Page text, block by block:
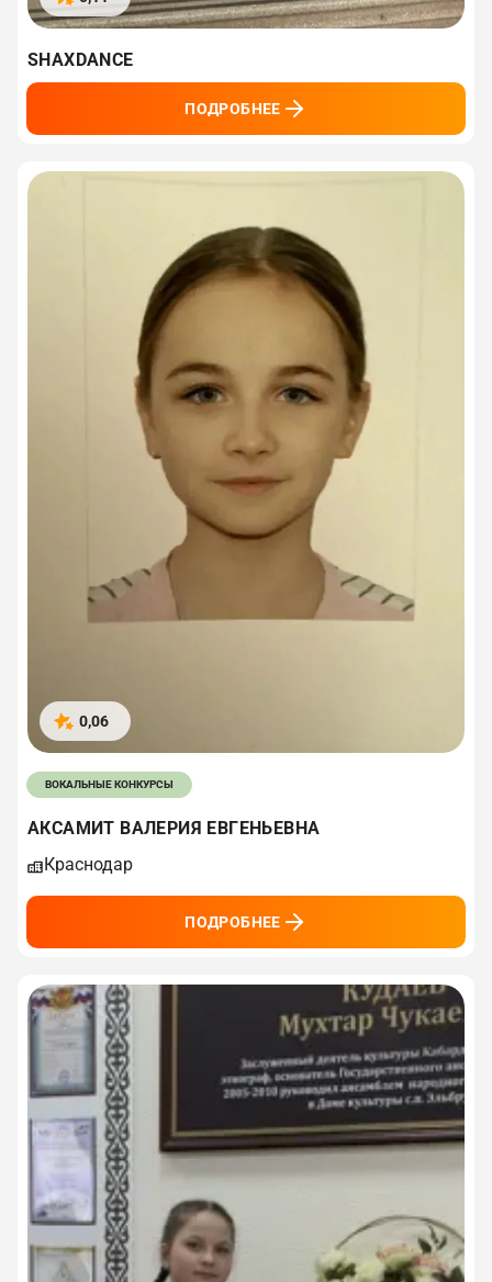
SHAXDANCE
ПОДРОБНЕЕ
0,06
ВОКАЛЬНЫЕ КОНКУРСЫ
АКСАМИТ ВАЛЕРИЯ ЕВГЕНЬЕВНА
Краснодар
ПОДРОБНЕЕ